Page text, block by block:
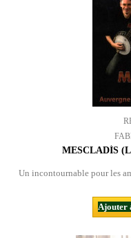
MESCLADÍS
Un incontournable pour les
Ajouter